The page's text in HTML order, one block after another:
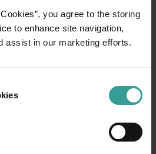
you agree to the storing
to enhance site navigation,
assist in our marketing efforts.